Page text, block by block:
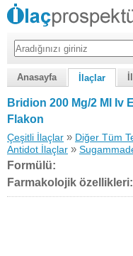
Anasayfa İlaçlar
Bridion 200 Mg/2 Ml Iv
Flakon
Çeşitli İlaçlar » Diğer Tüm
Antidot İlaçlar »
Formülü:
Farmakolojik özellikleri: